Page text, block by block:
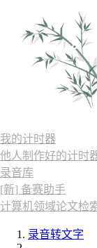
我的计时器
他人制作好的计时
录音库
[新] 备赛助手
计算机领域论文检
录音转文字